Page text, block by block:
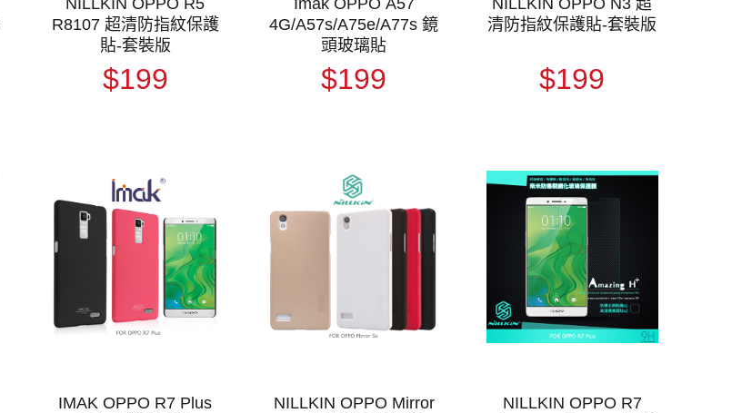
R8107 超清防指紋保護
貼-套裝版
$199
4G/A57s/A75e/A77s 鏡
頭玻璃貼
$199
清防指紋保護貼-套裝版
$199
IMAK OPPO R7 Plus
NILLKIN OPPO Mirror
NILLKIN OPPO R7